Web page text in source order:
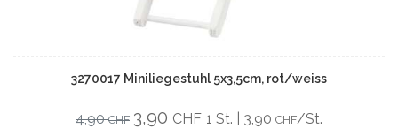
3270017 Miniliegestuhl 5x3,5cm, rot/weiss
4,90CHF 3,90 CHF 1 St. | 3,90 CHF/St.